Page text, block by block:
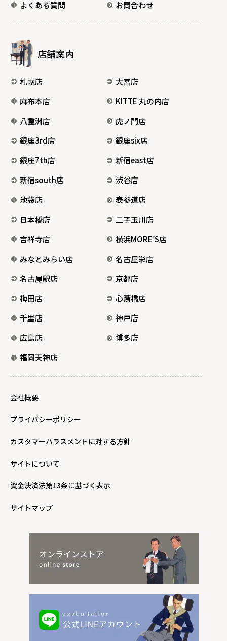
よくある質問 お問合わせ
店舗案内
札幌店
大宮店
麻布本店
KITTE 丸の内店
八重洲店
虎ノ門店
銀座3rd店
銀座six店
銀座7th店
新宿east店
新宿south店
渋谷店
池袋店
表参道店
日本橋店
二子玉川店
吉祥寺店
横浜MORE’S店
みなとみらい店
名古屋栄店
名古屋駅店
京都店
梅田店
心斎橋店
千里店
神戸店
広島店
博多店
福岡天神店
会社概要
プライバシーポリシー
カスタマーハラスメントに対する方針
サイトについて
資金決済法第13条に基づく表示
サイトマップ